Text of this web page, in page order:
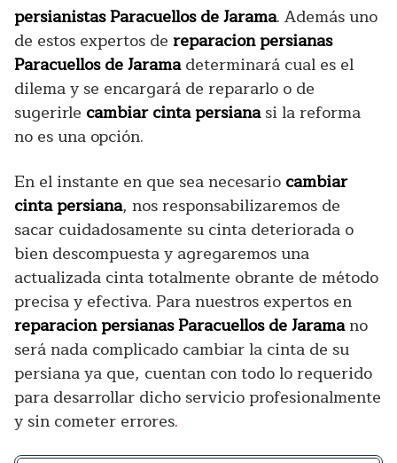
persianistas Paracuellos de Jarama. Además uno
de estos expertos de reparacion persianas
Paracuellos de Jaramadeterminará cual es el
dilema y se encargará de repararlo o de
sugerirle cambiar cinta persianasi la reforma
no es una opción.
En el instante en que sea necesario cambiar
cinta persiana, nos responsabilizaremos de
sacar cuidadosamente su cinta deteriorada o
bien descompuesta y agregaremos una
actualizada cinta totalmente obrante de método
precisa y efectiva. Para nuestros expertos en
reparacion persianas Paracuellos de Jaramano
será nada complicado cambiar la cinta de su
persiana ya que, cuentan con todo lo requerido
para desarrollar dicho servicio profesionalmente
y sin cometer errores.